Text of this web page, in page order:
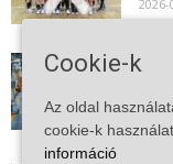
2026-
és
2026-
Cookie-k
Az oldal
cookie-k
információ